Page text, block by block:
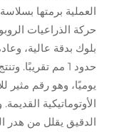
حركة الذراعيات
بلوك بدقة عالية،
يوميًا، وهو رقم مثير
الأوتوماتيكية